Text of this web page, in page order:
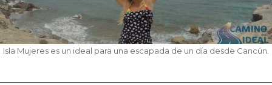
Isla Mujeres es un ideal para una escapada de un día desde Cancún.